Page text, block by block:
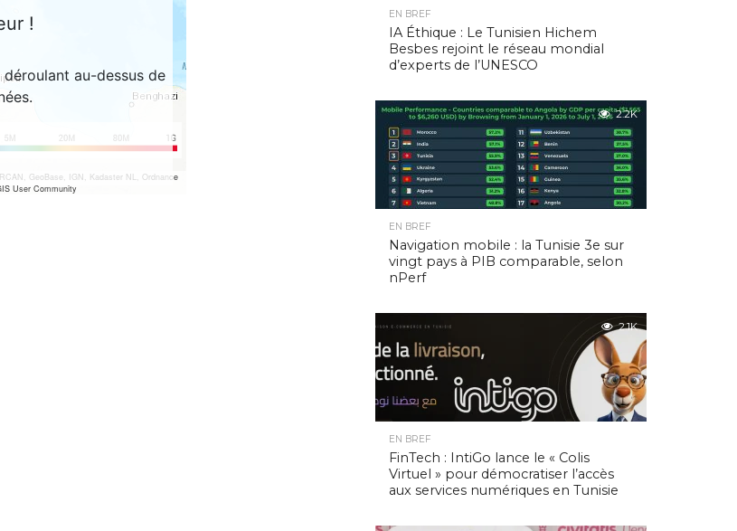
EN BREF
IA Éthique : Le Tunisien Hichem
Besbes rejoint le réseau mondial
d’experts de l’UNESCO
2.2K
EN BREF
Navigation mobile : la Tunisie 3e sur
vingt pays à PIB comparable, selon
nPerf
2.1K
EN BREF
FinTech : IntiGo lance le « Colis
Virtuel » pour démocratiser l’accès
aux services numériques en Tunisie